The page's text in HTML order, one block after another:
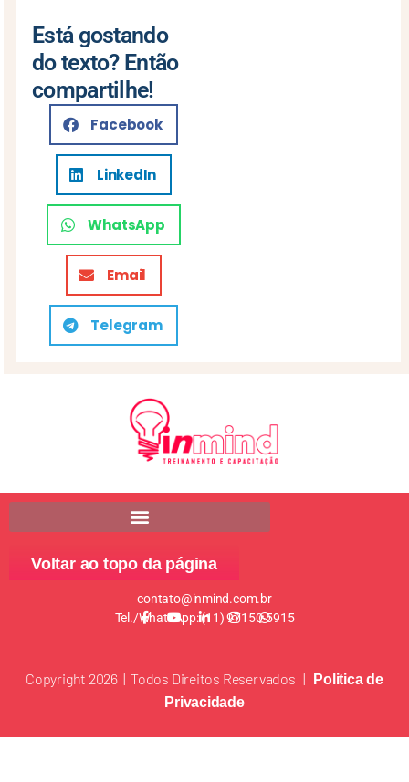
Está gostando
do texto? Então
compartilhe!
Facebook
LinkedIn
WhatsApp
Email
Telegram
Voltar ao topo da página
contato@inmind.com.br
Tel./WhatsApp: (11) 97150-5915
Copyright 2026 | Todos Direitos Reservados |
Politica de
Privacidade